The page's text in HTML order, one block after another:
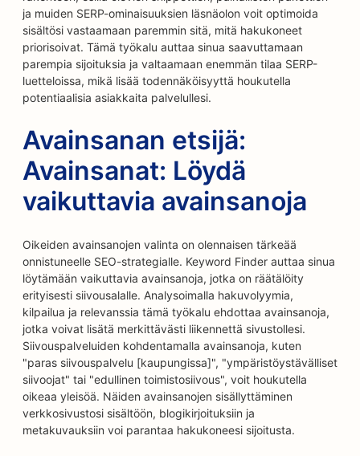
ja muiden SERP-ominaisuuksien läsnäolon voit optimoida
sisältösi vastaamaan paremmin sitä, mitä hakukoneet
priorisoivat. Tämä työkalu auttaa sinua saavuttamaan
parempia sijoituksia ja valtaamaan enemmän tilaa SERP-
luetteloissa, mikä lisää todennäköisyyttä houkutella
potentiaalisia asiakkaita palvelullesi.
Avainsanan etsijä:
Avainsanat: Löydä
vaikuttavia avainsanoja
Oikeiden avainsanojen valinta on olennaisen tärkeää
onnistuneelle SEO-strategialle. Keyword Finder auttaa sinua
löytämään vaikuttavia avainsanoja, jotka on räätälöity
erityisesti siivousalalle. Analysoimalla hakuvolyymia,
kilpailua ja relevanssia tämä työkalu ehdottaa avainsanoja,
jotka voivat lisätä merkittävästi liikennettä sivustollesi.
Siivouspalveluiden kohdentamalla avainsanoja, kuten
"paras siivouspalvelu [kaupungissa]", "ympäristöystävälliset
siivoojat" tai "edullinen toimistosiivous", voit houkutella
oikeaa yleisöä. Näiden avainsanojen sisällyttäminen
verkkosivustosi sisältöön, blogikirjoituksiin ja
metakuvauksiin voi parantaa hakukoneesi sijoitusta.